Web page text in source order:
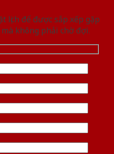
lịch để được sắp xếp gặp
không phải chờ đợi.